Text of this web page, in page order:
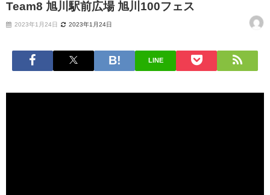
Team8 旭川駅前広場 旭川100フェス
2023年1月24日 2023年1月24日
LINE